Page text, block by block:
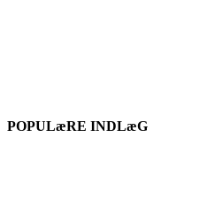
POPULæRE INDLæG